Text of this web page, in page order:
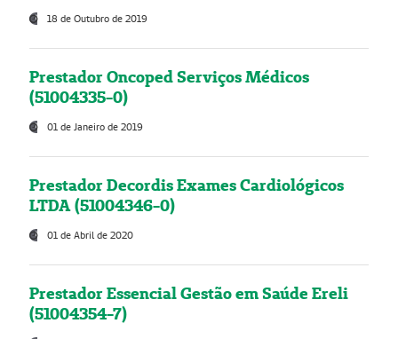
18 de Outubro de 2019
Prestador Oncoped Serviços Médicos
(51004335-0)
01 de Janeiro de 2019
Prestador Decordis Exames Cardiológicos
LTDA (51004346-0)
01 de Abril de 2020
Prestador Essencial Gestão em Saúde Ereli
(51004354-7)